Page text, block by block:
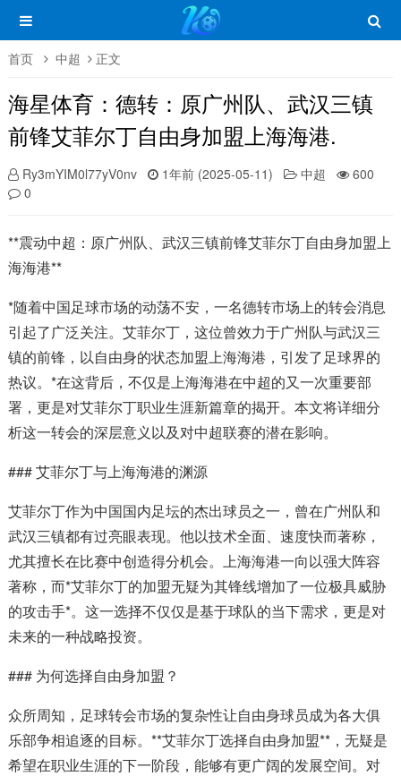
首页 中超 正文
海星体育：德转：原广州队、武汉三镇
前锋艾菲尔丁自由身加盟上海海港.
Ry3mYIM0l77yV0nv 1年前 (2025-05-11) 中超
600
0
**震动中超：原广州队、武汉三镇前锋艾菲尔丁自由身加盟上
海海港**
*随着中国足球市场的动荡不安，一名德转市场上的转会消息
引起了广泛关注。艾菲尔丁，这位曾效力于广州队与武汉三
镇的前锋，以自由身的状态加盟上海海港，引发了足球界的
热议。*在这背后，不仅是上海海港在中超的又一次重要部
署，更是对艾菲尔丁职业生涯新篇章的揭开。本文将详细分
析这一转会的深层意义以及对中超联赛的潜在影响。
### 艾菲尔丁与上海海港的渊源
艾菲尔丁作为中国国内足坛的杰出球员之一，曾在广州队和
武汉三镇都有过亮眼表现。他以技术全面、速度快而著称，
尤其擅长在比赛中创造得分机会。上海海港一向以强大阵容
著称，而*艾菲尔丁的加盟无疑为其锋线增加了一位极具威胁
的攻击手*。这一选择不仅仅是基于球队的当下需求，更是对
未来的一种战略投资。
### 为何选择自由身加盟？
众所周知，足球转会市场的复杂性让自由身球员成为各大俱
乐部争相追逐的目标。**艾菲尔丁选择自由身加盟**，无疑是
希望在职业生涯的下一阶段，能够有更广阔的发展空间。对